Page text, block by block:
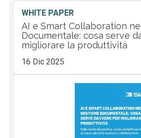
WHITE PAPER
AI e Smart Collaboration
Documentale: cosa serve
migliorare la produttività
16 Dic 2025